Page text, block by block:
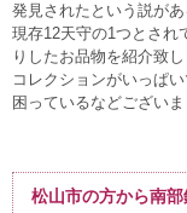
発見されたという説があ
現存12天守の1つとされ
りしたお品物を紹介致し
コレクションがいっぱ
困っているなどござい
松山市の方から南